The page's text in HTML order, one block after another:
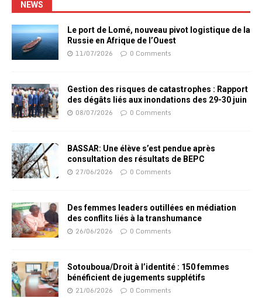
NEWS
Le port de Lomé, nouveau pivot logistique de la
Russie en Afrique de l’Ouest
11/07/2026 0 Comments
Gestion des risques de catastrophes : Rapport
des dégâts liés aux inondations des 29-30 juin
08/07/2026 0 Comments
BASSAR: Une élève s’est pendue après
consultation des résultats de BEPC
27/06/2026 0 Comments
Des femmes leaders outillées en médiation
des conflits liés à la transhumance
26/06/2026 0 Comments
Sotouboua/Droit à l’identité : 150 femmes
bénéficient de jugements supplétifs
21/06/2026 0 Comments